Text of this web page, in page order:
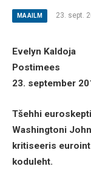
MAAILM 23. sept.
Evelyn Kaldoja
Postimees
23. september
Tšehhi
Washingtoni
kritiseeris
koduleht.